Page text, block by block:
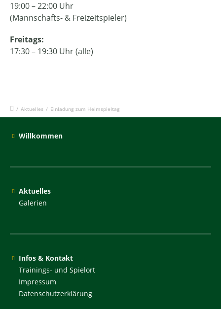
19:00 – 22:00 Uhr
(Mannschafts- & Freizeitspieler)
Freitags:
17:30 – 19:30 Uhr (alle)
/ Aktuelles / Einladung zum Heimspieltag
Willkommen
Aktuelles
Galerien
Infos & Kontakt
Trainings- und Spielort
Impressum
Datenschutzerklärung